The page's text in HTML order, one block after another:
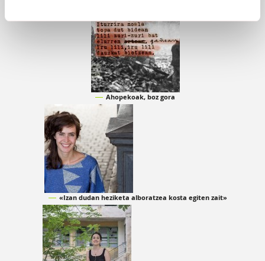
Ahopekoak, boz gora
«Izan dudan heziketa alboratzea kosta egiten zait»